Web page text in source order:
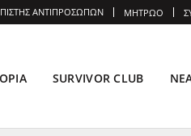
SURVIVOR CLUB
ΑΝΤΙΠΡΟΣΏΠΩΝ ΜΗΤΡΏΟ